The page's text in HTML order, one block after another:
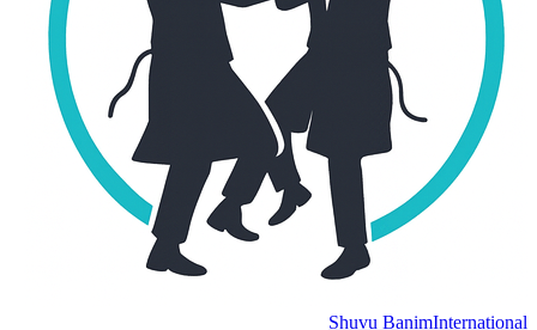
Shuvu Banim